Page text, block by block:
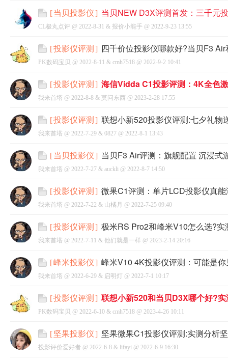
[当贝投影仪] 当贝NEW D3X评测首发：三千元
CL极丸点评 @ 2022-8-31 & 报价小能手 @ 2022-9-23 13:55
[投影仪评测 ] 四千价位投影仪哪款好?当贝F3
PK数码宝贝 @ 2022-8-11 & cmh7518 @ 2022-9-2 10:41
[投影仪评测 ] 海信Vidda C1投影评测：4K全色
我来首塔 @ 2022-8-8 & 莫问东西 @ 2023-2-28 17:55
[投影仪评测 ] 联想小新520投影仪评测:七夕礼物
我来首塔 @ 2022-7-29 & 0827 @ 2022-8-1 13:43
[当贝投影仪] 当贝F3 Air评测：旗舰配置 沉浸式
我来首塔 @ 2022-7-27 & auckli @ 2022-8-7 14:50
[投影仪评测 ] 微果C1评测：单片LCD投影仪真
我来首塔 @ 2022-7-22 & 山橘月 @ 2022-7-25 09:40
[投影仪评测 ] 极米RS Pro2和峰米V10怎么选?
我来首塔 @ 2022-7-11 & 他们就是一样 @ 2023-2-14 20:16
[峰米投影仪] 峰米V10 4K投影仪评测：可能是
我来首塔 @ 2022-6-29 & 启明灯 @ 2022-7-1 10:17
[投影仪评测 ] 联想小新520和当贝D3X哪个好?
PK数码宝贝 @ 2022-6-10 & cmh7518 @ 2023-4-26 10:11
[坚果投影仪] 坚果微果C1投影仪评测:实测分析
投影评价爱好者 @ 2022-6-8 & lifayi @ 2022-6-9 16:30